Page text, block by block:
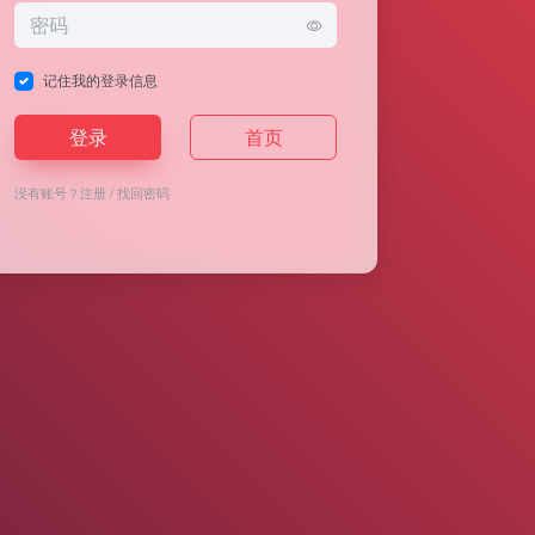
记住我的登录信息
登录 首页
没有账号？注册/找回密码